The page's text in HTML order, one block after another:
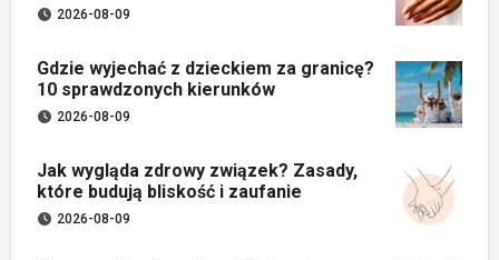
2026-08-09
Gdzie wyjechać z dzieckiem za granicę?
10 sprawdzonych kierunków
2026-08-09
Jak wygląda zdrowy związek? Zasady,
które budują bliskość i zaufanie
2026-08-09